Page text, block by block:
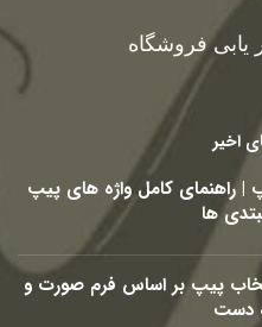
یابی فروشگاه
اخیر
راهنمای کامل واژه های پیپ
ها
پیپ بر اساس فرم صورت و
دست